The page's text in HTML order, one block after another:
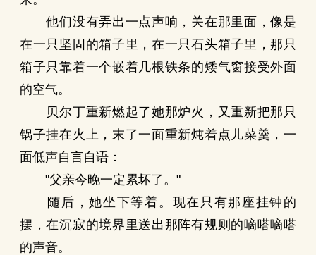
他们没有弄出一点声响，关在那里面，像是
在一只坚固的箱子里，在一只石头箱子里，那只
箱子只靠着一个嵌着几根铁条的矮气窗接受外面
的空气。
贝尔丁重新燃起了她那炉火，又重新把那只
锅子挂在火上，末了一面重新炖着点儿菜羹，一
面低声自言自语：
"父亲今晚一定累坏了。"
随后，她坐下等着。现在只有那座挂钟的
摆，在沉寂的境界里送出那阵有规则的嘀嗒嘀嗒
的声音。